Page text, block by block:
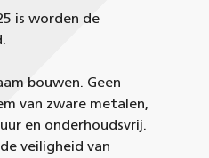
is worden de
bouwen. Geen
van zware metalen,
en onderhoudsvrij.
veiligheid van